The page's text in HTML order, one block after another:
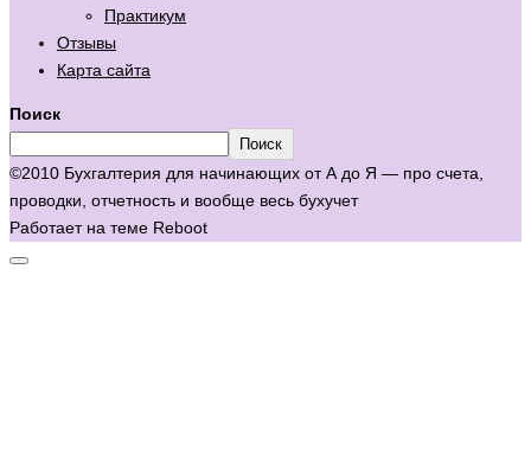
Практикум
Отзывы
Карта сайта
Поиск
Поиск
©2010 Бухгалтерия для начинающих от А до Я — про счета,
проводки, отчетность и вообще весь бухучет
Работает на теме Reboot